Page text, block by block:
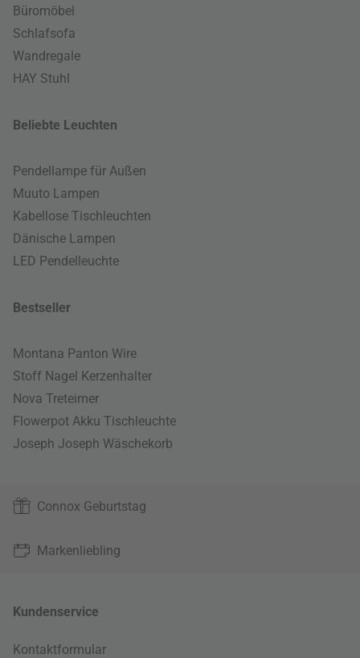
Büromöbel
Schlafsofa
Wandregale
HAY Stuhl
Beliebte Leuchten
Pendellampe für Außen
Muuto Lampen
Kabellose Tischleuchten
Dänische Lampen
LED Pendelleuchte
Bestseller
Montana Panton Wire
Stoff Nagel Kerzenhalter
Nova Treteimer
Flowerpot Akku Tischleuchte
Joseph Joseph Wäschekorb
Connox Geburtstag
Markenliebling
Kundenservice
Kontaktformular